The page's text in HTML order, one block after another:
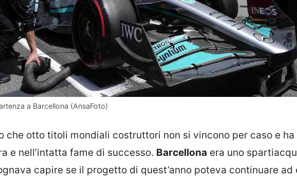
a Barcellona (AnsaFoto)
che otto titoli mondiali costruttori non si vincono per caso e ha
e nell’intatta fame di successo. Barcellona era uno
capire se il progetto di quest’anno poteva continuare ad